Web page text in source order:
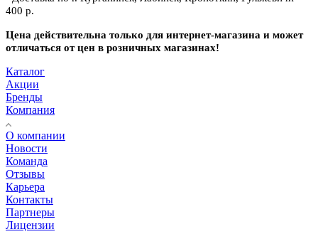
400 р.
Цена действительна только для интернет-магазина и может
отличаться от цен в розничных магазинах!
Каталог
Акции
Бренды
Компания
О компании
Новости
Команда
Отзывы
Карьера
Контакты
Партнеры
Лицензии